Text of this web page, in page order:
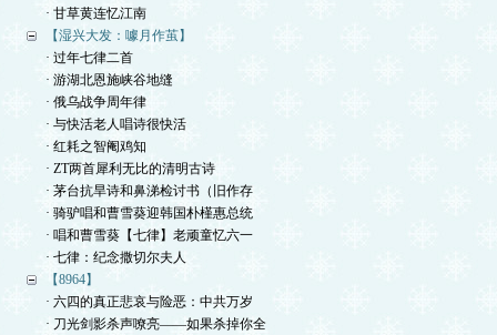
· 甘草黄连忆江南
【湿兴大发：噱月作茧】
· 过年七律二首
· 游湖北恩施峡谷地缝
· 俄乌战争周年律
· 与快活老人唱诗很快活
· 红耗之智阉鸡知
· ZT两首犀利无比的清明古诗
· 茅台抗旱诗和鼻涕检讨书（旧作存
· 骑驴唱和曹雪葵迎韩国朴槿惠总统
· 唱和曹雪葵【七律】老顽童忆六一
· 七律：纪念撒切尔夫人
【8964】
· 六四的真正悲哀与险恶：中共万岁
· 刀光剑影杀声嘹亮——如果杀掉你全